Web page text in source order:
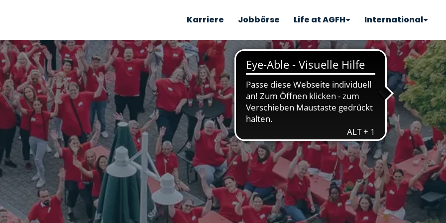
Karriere Jobbörse Life at AGFH International